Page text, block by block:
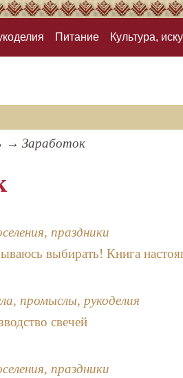
Питание Культура,
Заработок
праздники
выбирать! Книга
промыслы, рукоделия
свечей
праздники